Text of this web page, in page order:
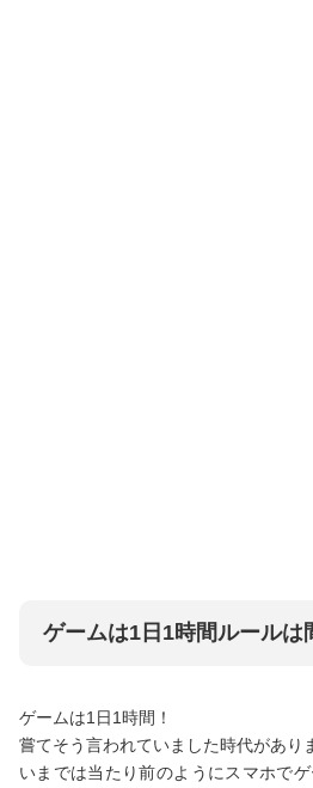
ゲームは1日1時間ルールは
ゲームは1日1時間！
嘗てそう言われていました時代があり
いまでは当たり前のようにスマホで